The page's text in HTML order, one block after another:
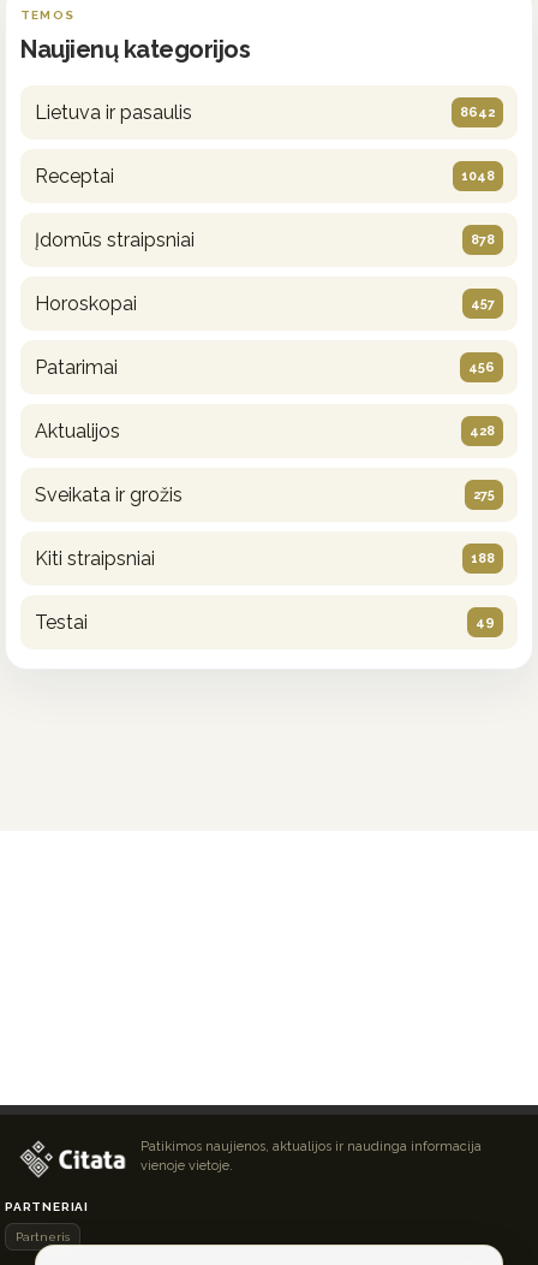
TEMOS
Naujienų kategorijos
Lietuva ir pasaulis 8642
Receptai 1048
Įdomūs straipsniai 878
Horoskopai 457
Patarimai 456
Aktualijos 428
Sveikata ir grožis 275
Kiti straipsniai 188
Testai 49
Patikimos naujienos, aktualijos ir naudinga informacija
vienoje vietoje.
PARTNERIAI
Partneris